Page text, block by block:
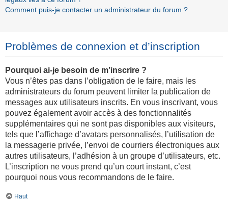
Comment puis-je contacter un administrateur du forum ?
Problèmes de connexion et d’inscription
Pourquoi ai-je besoin de m’inscrire ?
Vous n’êtes pas dans l’obligation de le faire, mais les
administrateurs du forum peuvent limiter la publication de
messages aux utilisateurs inscrits. En vous inscrivant, vous
pouvez également avoir accès à des fonctionnalités
supplémentaires qui ne sont pas disponibles aux visiteurs,
tels que l’affichage d’avatars personnalisés, l’utilisation de
la messagerie privée, l’envoi de courriers électroniques aux
autres utilisateurs, l’adhésion à un groupe d’utilisateurs, etc.
L’inscription ne vous prend qu’un court instant, c’est
pourquoi nous vous recommandons de le faire.
Haut